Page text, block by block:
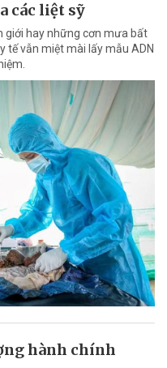
các liệt sỹ
giới hay những cơn mưa bất
tế vẫn miệt mài lấy mẫu ADN
hành chính